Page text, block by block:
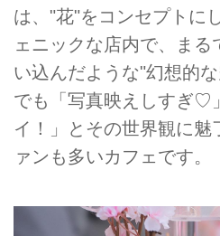
は、"花"をコンセプトに
ェニックな店内で、まる
い込んだような"幻想的
でも「写真映えしすぎ♡
イ！」とその世界観に魅
ァンも多いカフェです。